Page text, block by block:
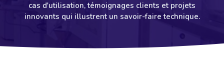
cas d'utilisation, témoignages clients et projets
innovants qui illustrent un savoir-faire technique.